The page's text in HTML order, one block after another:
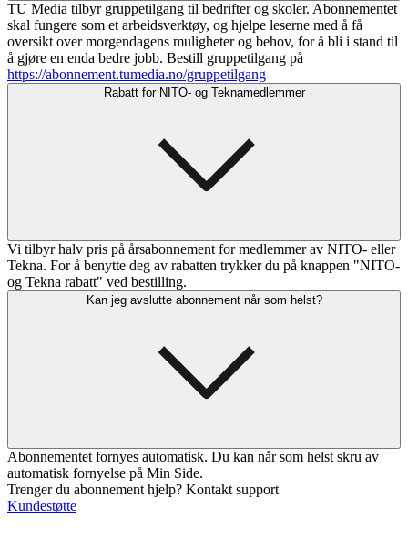
TU Media tilbyr gruppetilgang til bedrifter og skoler. Abonnementet
skal fungere som et arbeidsverktøy, og hjelpe leserne med å få
oversikt over morgendagens muligheter og behov, for å bli i stand til
å gjøre en enda bedre jobb. Bestill gruppetilgang på
https://abonnement.tumedia.no/gruppetilgang
Rabatt for NITO- og Teknamedlemmer
Vi tilbyr halv pris på årsabonnement for medlemmer av NITO- eller
Tekna. For å benytte deg av rabatten trykker du på knappen "NITO-
og Tekna rabatt" ved bestilling.
Kan jeg avslutte abonnement når som helst?
Abonnementet fornyes automatisk. Du kan når som helst skru av
automatisk fornyelse på Min Side.
Trenger du abonnement hjelp? Kontakt support
Kundestøtte